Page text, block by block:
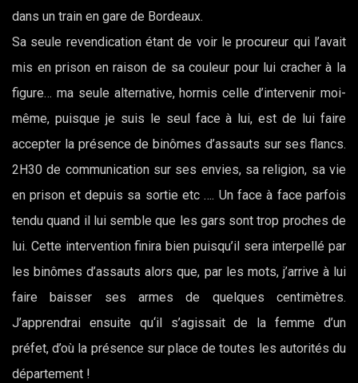
dans un train en gare de Bordeaux.
Sa seule revendication étant de voir le procureur qui l’avait
mis en prison en raison de sa couleur pour lui cracher à la
figure… ma seule alternative, hormis celle d’intervenir moi-
même, puisque je suis le seul face à lui, est de lui faire
accepter la présence de binômes d’assauts sur ses flancs.
2H30 de communication sur ses envies, sa religion, sa vie
en prison et depuis sa sortie etc …. Un face à face parfois
tendu quand il lui semble que les gars sont trop proches de
lui. Cette intervention finira bien puisqu’il sera interpellé par
les binômes d’assauts alors que, par les mots, j’arrive à lui
faire baisser ses armes de quelques centimètres.
J’apprendrai ensuite qu‘il s’agissait de la femme d’un
préfet, d’où la présence sur place de toutes les autorités du
département !